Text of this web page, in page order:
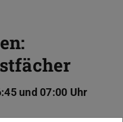
und 07:00 Uhr